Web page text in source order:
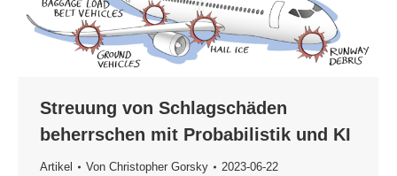
Streuung von Schlagschäden
beherrschen mit Probabilistik und KI
Artikel Von Christopher Gorsky 2023-06-22